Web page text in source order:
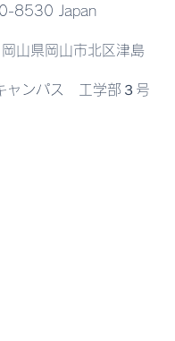
企業との共同
がScientific
掲載されまし
8530 Japan
山県岡山市北区津島
ャンパス 工学部３号